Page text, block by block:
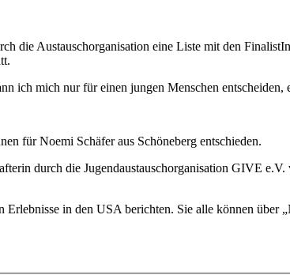
die Austauschorganisation eine Liste mit den
ich mich nur für einen jungen Menschen entscheiden,
für Noemi Schäfer aus Schöneberg entschieden.
durch die Jugendaustauschorganisation GIVE
in den USA berichten. Sie alle können über